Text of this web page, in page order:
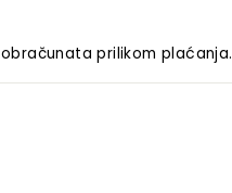
obračunata prilikom plaćanja.